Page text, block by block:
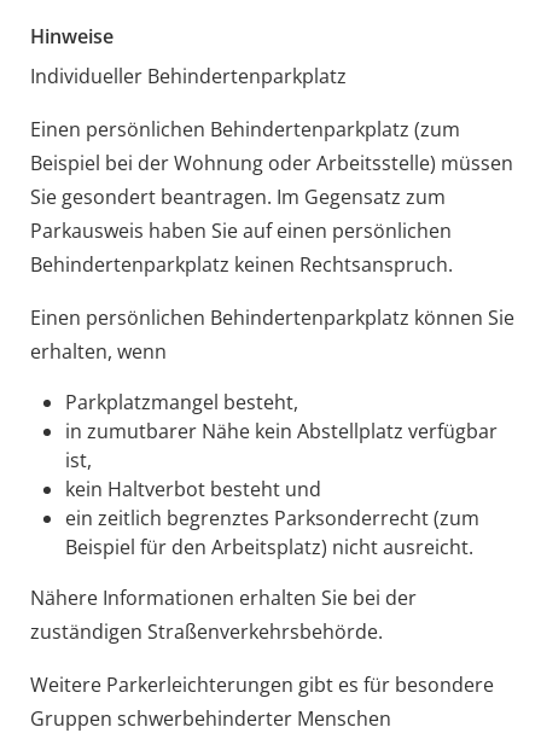
Hinweise
Individueller Behindertenparkplatz
Einen persönlichen Behindertenparkplatz (zum
Beispiel bei der Wohnung oder Arbeitsstelle) müssen
Sie gesondert beantragen. Im Gegensatz zum
Parkausweis haben Sie auf einen persönlichen
Behindertenparkplatz keinen Rechtsanspruch.
Einen persönlichen Behindertenparkplatz können Sie
erhalten, wenn
Parkplatzmangel besteht,
in zumutbarer Nähe kein Abstellplatz verfügbar
ist,
kein Haltverbot besteht und
ein zeitlich begrenztes Parksonderrecht (zum
Beispiel für den Arbeitsplatz) nicht ausreicht.
Nähere Informationen erhalten Sie bei der
zuständigen Straßenverkehrsbehörde.
Weitere Parkerleichterungen gibt es für besondere
Gruppen schwerbehinderter Menschen